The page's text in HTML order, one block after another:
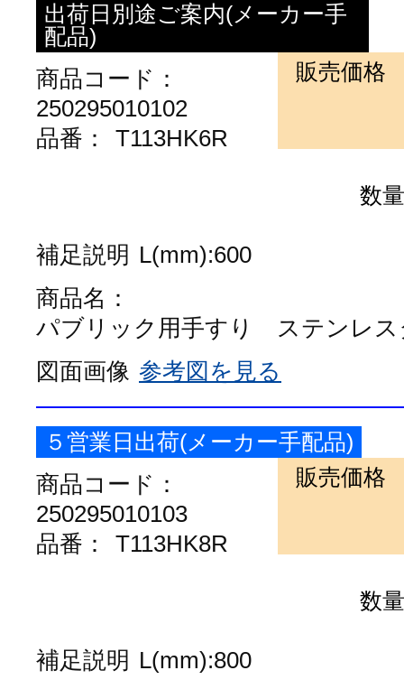
出荷日別途ご案内(メーカー手
配品)
商品コード：
250295010102
品番：
T113HK6R
販売価格
数量
補足説明 L(mm):600
商品名：
パブリック用手すり ステンレス
図面画像 参考図を見る
５営業日出荷(メーカー手配品)
商品コード：
250295010103
品番：
T113HK8R
販売価格
数量
補足説明 L(mm):800